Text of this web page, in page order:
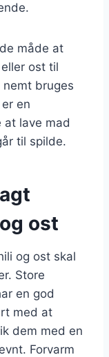
måde at
ost til
bruges
en
lave mad
til spilde.
ost
og ost skal
Store
en god
med at
dem med en
Forvarm